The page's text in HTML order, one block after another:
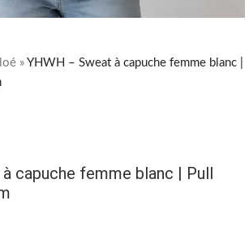
» YHWH – Sweat à capuche femme blanc |
capuche femme blanc | Pull